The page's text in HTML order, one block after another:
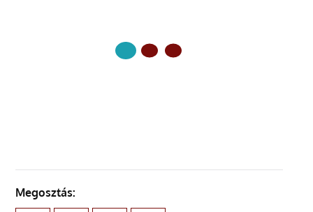
Megosztás: